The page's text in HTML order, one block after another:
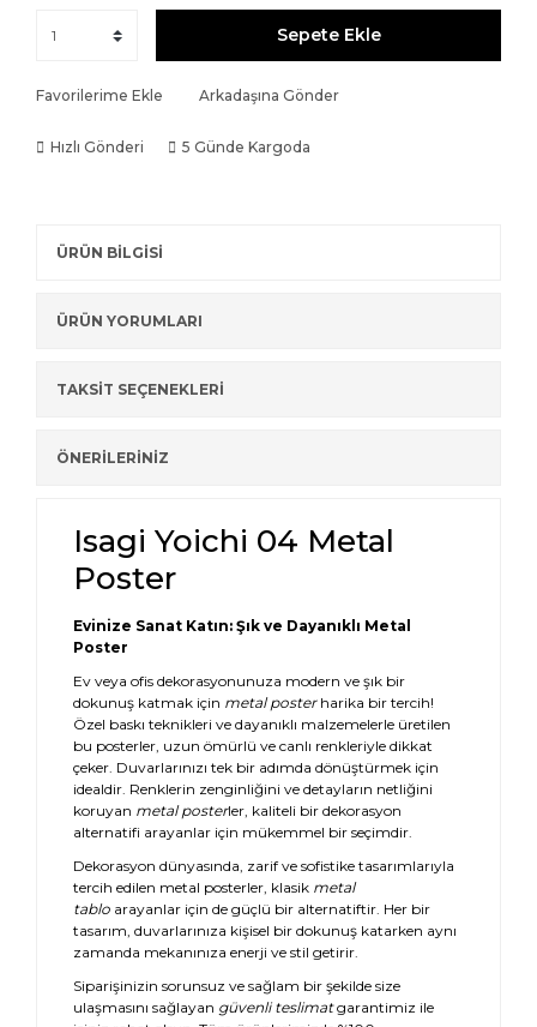
Sepete Ekle
Favorilerime Ekle Arkadaşına Gönder
Hızlı Gönderi 5 Günde Kargoda
ÜRÜN BİLGİSİ
ÜRÜN YORUMLARI
TAKSİT SEÇENEKLERİ
ÖNERİLERİNİZ
Isagi Yoichi 04 Metal
Poster
Evinize Sanat Katın: Şık ve Dayanıklı Metal
Poster
Ev veya ofis dekorasyonunuza modern ve şık bir
dokunuş katmak için metal posterharika bir tercih!
Özel baskı teknikleri ve dayanıklı malzemelerle üretilen
bu posterler, uzun ömürlü ve canlı renkleriyle dikkat
çeker. Duvarlarınızı tek bir adımda dönüştürmek için
idealdir. Renklerin zenginliğini ve detayların netliğini
koruyan metal posterler, kaliteli bir dekorasyon
alternatifi arayanlar için mükemmel bir seçimdir.
Dekorasyon dünyasında, zarif ve sofistike tasarımlarıyla
tercih edilen metal posterler, klasik metal
tablo arayanlar için de güçlü bir alternatiftir. Her bir
tasarım, duvarlarınıza kişisel bir dokunuş katarken aynı
zamanda mekanınıza enerji ve stil getirir.
Siparişinizin sorunsuz ve sağlam bir şekilde size
ulaşmasını sağlayan güvenli teslimatgarantimiz ile